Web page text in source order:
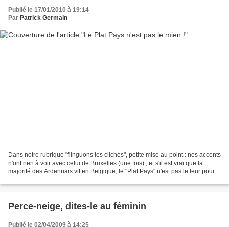
Publié le 17/01/2010 à 19:14
Par Patrick Germain
Dans notre rubrique "flinguons les clichés", petite mise au point : nos accents
n'ont rien à voir avec celui de Bruxelles (une fois) ; et s'il est vrai que la
majorité des Ardennais vit en Belgique, le "Plat Pays" n'est pas le leur pour
Perce-neige, dites-le au féminin
Publié le 02/04/2009 à 14:25